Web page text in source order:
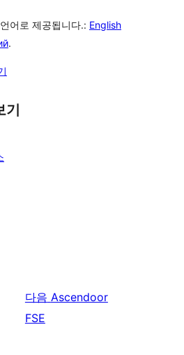
어로 제공됩니다.: English
.
기
다음 Ascendoor
FSE